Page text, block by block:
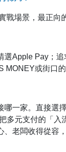
戰場景，最正向
選Apple Pay；追
MONEY或街口的
哪一家。直接選
多元支付的「入
、老闆收得從容